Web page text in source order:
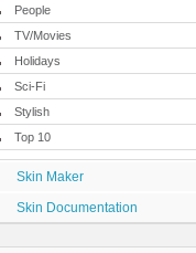
People
TV/Movies
Holidays
Sci-Fi
Stylish
Top 10
Skin Maker
Skin Documentation